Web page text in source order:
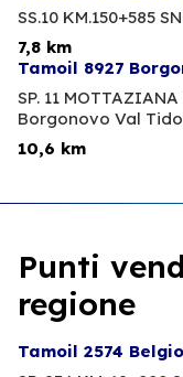
SS.10 KM.150+585
7,8 km
Tamoil 8927
SP. 11
Borgonovo Val
10,6 km
Punti
regione
Tamoil 2574